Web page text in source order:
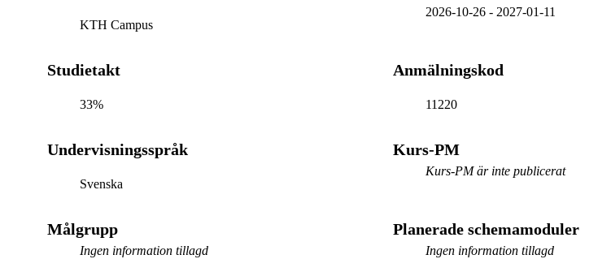
KTH Campus
2026-10-26- 2027-01-11
Studietakt
33%
Anmälningskod
11220
Undervisningsspråk
Svenska
Kurs-PM
Kurs-PM är inte publicerat
Målgrupp
Ingen information tillagd
Planerade schemamoduler
Ingen information tillagd